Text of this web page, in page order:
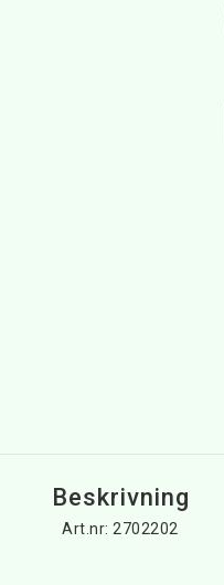
Beskrivning
Art.nr: 2702202